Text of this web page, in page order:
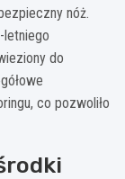
nóż.
letniego
do
co pozwoliło